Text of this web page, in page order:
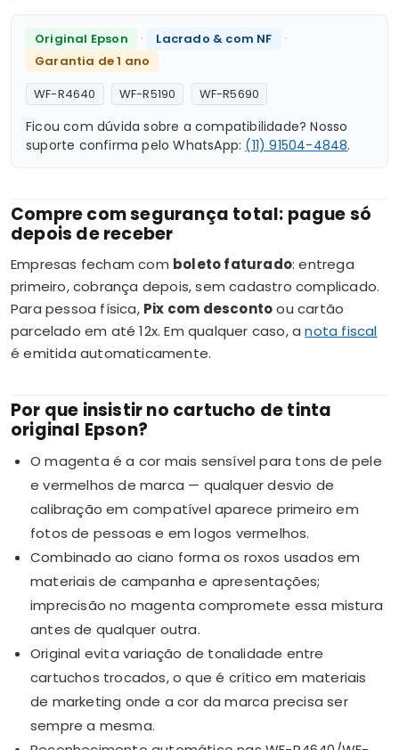
Original Epson · Lacrado & com NF ·
Garantia de 1 ano
WF-R4640
WF-R5190 WF-R5690
Ficou com dúvida sobre a compatibilidade? Nosso
suporte confirma pelo WhatsApp: (11) 91504-4848.
Compre com segurança total: pague só
depois de receber
Empresas fecham com boleto faturado: entrega
primeiro, cobrança depois, sem cadastro complicado.
Para pessoa física, Pix com descontoou cartão
parcelado em até 12x. Em qualquer caso, anota fiscal
é emitida automaticamente.
Por que insistir no cartucho de tinta
original Epson?
O magenta é a cor mais sensível para tons de pele
e vermelhos de marca — qualquer desvio de
calibração em compatível aparece primeiro em
fotos de pessoas e em logos vermelhos.
Combinado ao ciano forma os roxos usados em
materiais de campanha e apresentações;
imprecisão no magenta compromete essa mistura
antes de qualquer outra.
Original evita variação de tonalidade entre
cartuchos trocados, o que é crítico em materiais
de marketing onde a cor da marca precisa ser
sempre a mesma.